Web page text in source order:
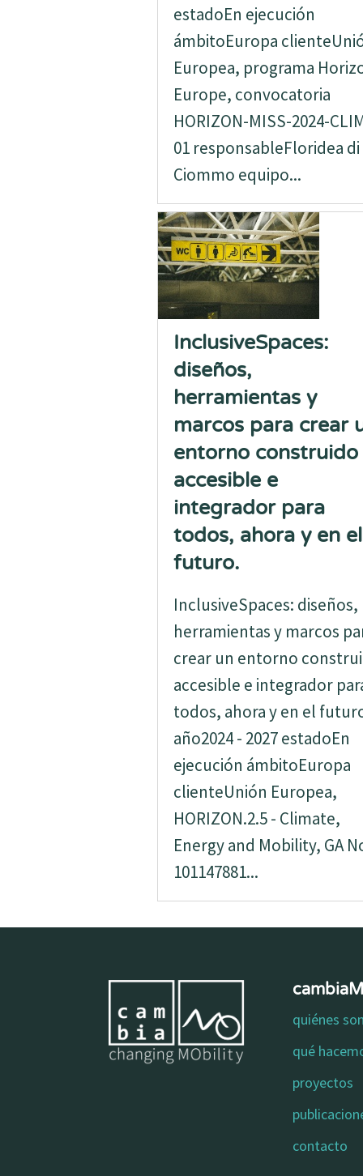
estadoEn ejecución
ámbitoEuropa
Europea, programa
Europe, convocatoria
HORIZON-MISS-2024-
01 responsableFloridea di
Ciommo equipo...
InclusiveSpaces:
diseños,
herramientas y
marcos para crear
entorno construido
accesible e
integrador para
todos, ahora y en el
futuro.
InclusiveSpaces: diseños,
herramientas y marcos
crear un entorno
accesible e integrador
todos, ahora y en el
año2024 - 2027 estadoEn
ejecución ámbitoEuropa
clienteUnión Europea,
HORIZON.2.5 - Climate,
Energy and Mobility, GA
101147881...
quiénes
qué
proyectos
contacto